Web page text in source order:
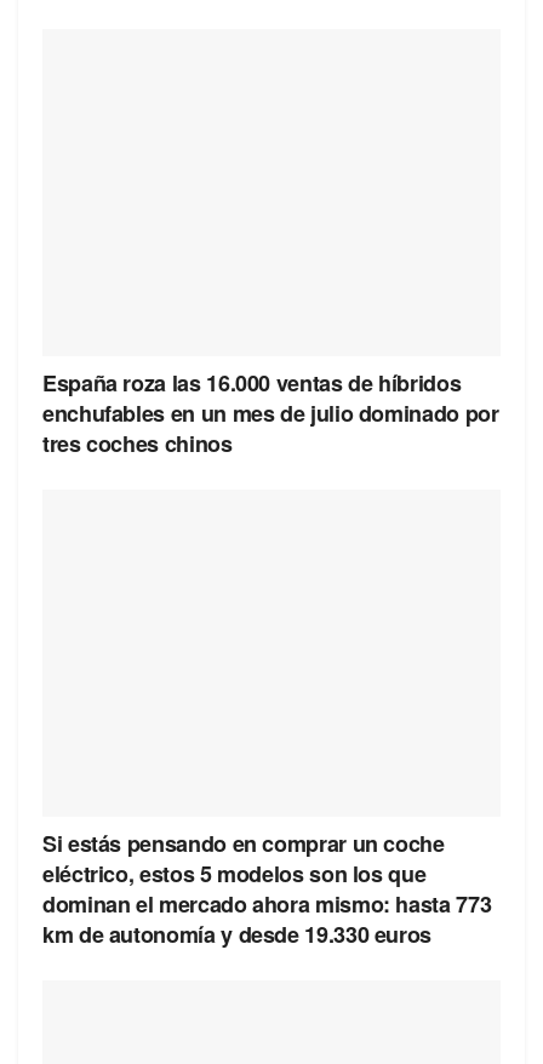
España roza las 16.000 ventas de híbridos
enchufables en un mes de julio dominado por
tres coches chinos
Si estás pensando en comprar un coche
eléctrico, estos 5 modelos son los que
dominan el mercado ahora mismo: hasta 773
km de autonomía y desde 19.330 euros